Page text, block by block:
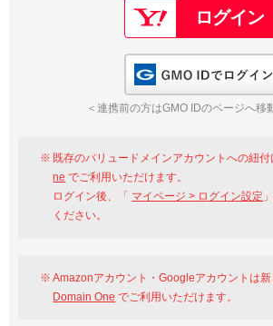
Google
GMO ID
※AmazonはValue Domain Oneのロ
以下でも登録可能
Google
GMO ID
＜連携前の方はGMO IDのページへ移
既存のバリュードメインアカウントへの紐
ne でご利用いただけます。
ログイン後、「 マイページ > ログイン設定
ください。
Amazonアカウント・Googleアカウントは
Domain One でご利用いただけます。